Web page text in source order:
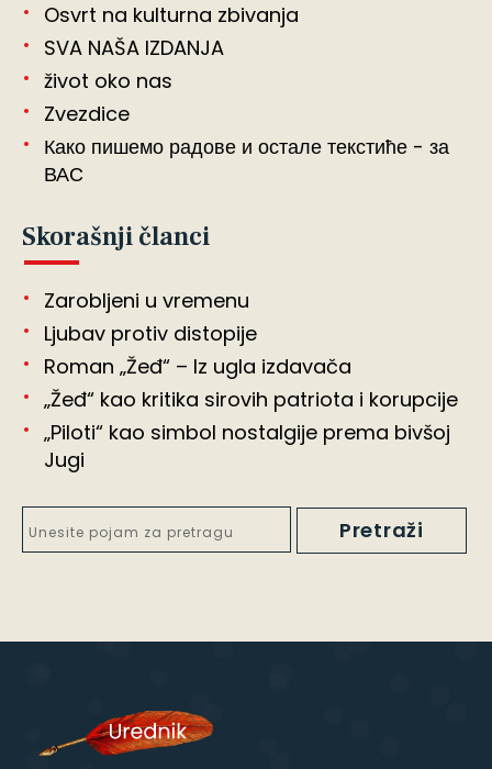
Osvrt na kulturna zbivanja
SVA NAŠA IZDANJA
život oko nas
Zvezdice
Како пишемо радове и остале текстиће - за
ВАС
Skorašnji članci
Zarobljeni u vremenu
Ljubav protiv distopije
Roman „Žeđ“ – Iz ugla izdavača
„Žeđ“ kao kritika sirovih patriota i korupcije
„Piloti“ kao simbol nostalgije prema bivšoj
Jugi